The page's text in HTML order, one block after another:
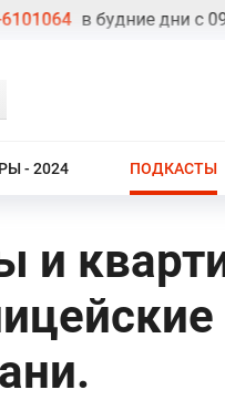
в будние дни с 09.00
- 2024 ПОДКАСТЫ
и